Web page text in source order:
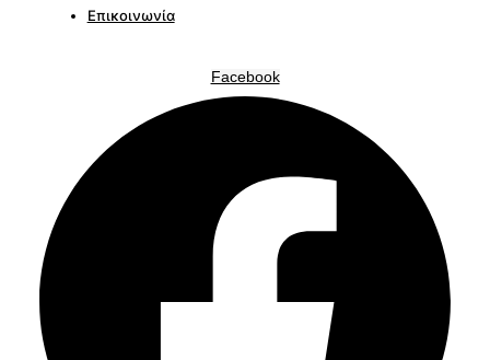
Επικοινωνία
Facebook